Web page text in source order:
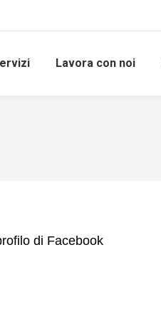
Lavora con noi
di Facebook